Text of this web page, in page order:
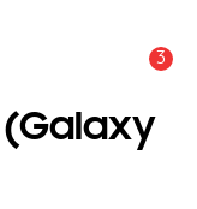
3
(Galaxy